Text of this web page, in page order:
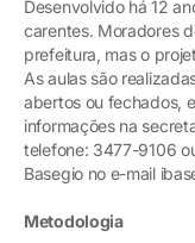
Desenvolvido há 12
carentes. Moradores
prefeitura, mas o
As aulas são
abertos ou fechados,
informações na
telefone: 3477-9106
Basegio no e-mail
Metodologia